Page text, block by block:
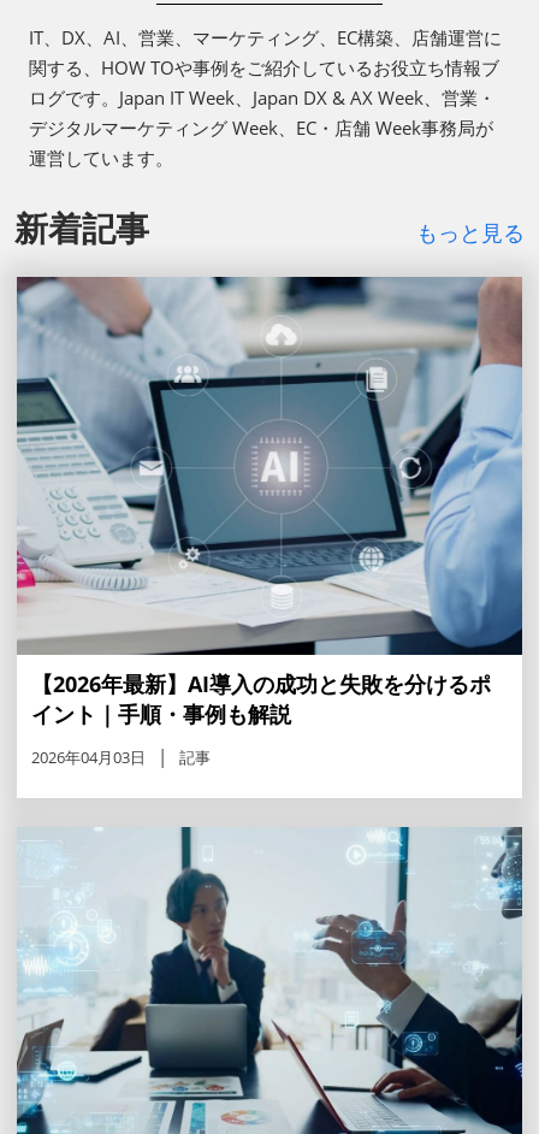
IT、DX、AI、営業、マーケティング、EC構築、店舗運営に
関する、HOW TOや事例をご紹介しているお役立ち情報ブ
ログです。Japan IT Week、Japan DX & AX Week、営業・
デジタルマーケティング Week、EC・店舗 Week事務局が
運営しています。
新着記事 もっと見る
【2026年最新】AI導入の成功と失敗を分けるポ
イント｜手順・事例も解説
2026年04月03日 記事